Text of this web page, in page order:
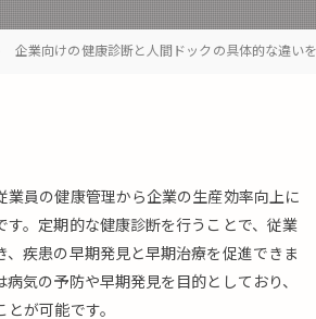
企業向けの健康診断と人間ドックの具体的な違い
業員の健康管理から企業の生産効率向上に
す。定期的な健康診断を行うことで、従業
、疾患の早期発見と早期治療を促進できま
気の予防や早期発見を目的としており、
が可能です。